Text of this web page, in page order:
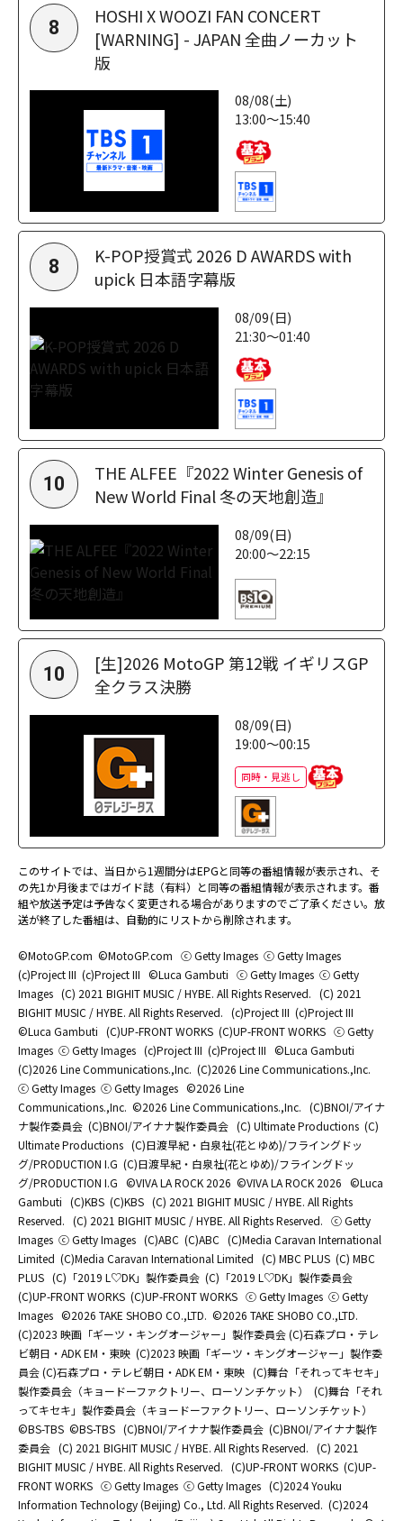
8
HOSHI X WOOZI FAN CONCERT
[WARNING] - JAPAN 全曲ノーカット
版
08/08(土)
13:00～15:40
8
K-POP授賞式 2026 D AWARDS with
upick 日本語字幕版
08/09(日)
21:30～01:40
10
THE ALFEE『2022 Winter Genesis of
New World Final 冬の天地創造』
08/09(日)
20:00～22:15
10
[生]2026 MotoGP 第12戦 イギリスGP
全クラス決勝
08/09(日)
19:00～00:15
同時・見逃し
このサイトでは、当日から1週間分はEPGと同等の番組情報が表示され、そ
の先1か月後まではガイド誌（有料）と同等の番組情報が表示されます。番
組や放送予定は予告なく変更される場合がありますのでご了承ください。放
送が終了した番組は、自動的にリストから削除されます。
©MotoGP.com ©MotoGP.com ⓒ Getty Images ⓒ Getty Images
(c)Project III (c)Project III ©Luca Gambuti ⓒ Getty Images ⓒ Getty
Images (C) 2021 BIGHIT MUSIC / HYBE. All Rights Reserved. (C) 2021
BIGHIT MUSIC / HYBE. All Rights Reserved. (c)Project III (c)Project III
©Luca Gambuti (C)UP-FRONT WORKS (C)UP-FRONT WORKS ⓒ Getty
Images ⓒ Getty Images (c)Project III (c)Project III ©Luca Gambuti
(C)2026 Line Communications.,Inc. (C)2026 Line Communications.,Inc.
ⓒ Getty Images ⓒ Getty Images ©2026 Line
Communications.,Inc. ©2026 Line Communications.,Inc. (C)BNOI/アイナ
ナ製作委員会 (C)BNOI/アイナナ製作委員会 (C) Ultimate Productions (C)
Ultimate Productions (C)日渡早紀・白泉社(花とゆめ)/フライングドッ
グ/PRODUCTION I.G (C)日渡早紀・白泉社(花とゆめ)/フライングドッ
グ/PRODUCTION I.G ©️VIVA LA ROCK 2026 ©️VIVA LA ROCK 2026 ©Luca
Gambuti (C)KBS (C)KBS (C) 2021 BIGHIT MUSIC / HYBE. All Rights
Reserved. (C) 2021 BIGHIT MUSIC / HYBE. All Rights Reserved. ⓒ Getty
Images ⓒ Getty Images (C)ABC (C)ABC (C)Media Caravan International
Limited (C)Media Caravan International Limited (C) MBC PLUS (C) MBC
PLUS (C)「2019 L♡DK」製作委員会 (C)「2019 L♡DK」製作委員会
(C)UP-FRONT WORKS (C)UP-FRONT WORKS ⓒ Getty Images ⓒ Getty
Images ©2026 TAKE SHOBO CO.,LTD. ©2026 TAKE SHOBO CO.,LTD.
(C)2023 映画「ギーツ・キングオージャー」製作委員会 (C)石森プロ・テレ
ビ朝日・ADK EM・東映 (C)2023 映画「ギーツ・キングオージャー」製作委
員会 (C)石森プロ・テレビ朝日・ADK EM・東映 (C)舞台「それってキセキ」
製作委員会（キョードーファクトリー、ローソンチケット）
(C)舞台「それ
ってキセキ」製作委員会（キョードーファクトリー、ローソンチケット）
©BS-TBS ©BS-TBS (C)BNOI/アイナナ製作委員会 (C)BNOI/アイナナ製作
委員会 (C) 2021 BIGHIT MUSIC / HYBE. All Rights Reserved. (C) 2021
BIGHIT MUSIC / HYBE. All Rights Reserved. (C)UP-FRONT WORKS (C)UP-
FRONT WORKS ⓒ Getty Images ⓒ Getty Images (C)2024 Youku
Information Technology (Beijing) Co., Ltd. All Rights Reserved. (C)2024